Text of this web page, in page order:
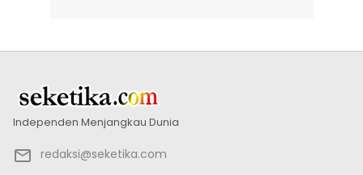
Independen Menjangkau Dunia
redaksi@seketika.com